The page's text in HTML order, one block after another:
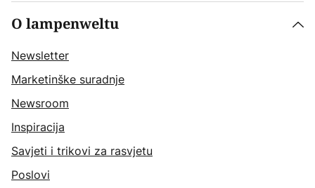
O lampenweltu
Newsletter
Marketinške suradnje
Newsroom
Inspiracija
Savjeti i trikovi za rasvjetu
Poslovi